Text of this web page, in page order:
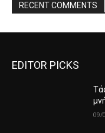
RECENT COMMENTS
EDITOR PICKS
09/